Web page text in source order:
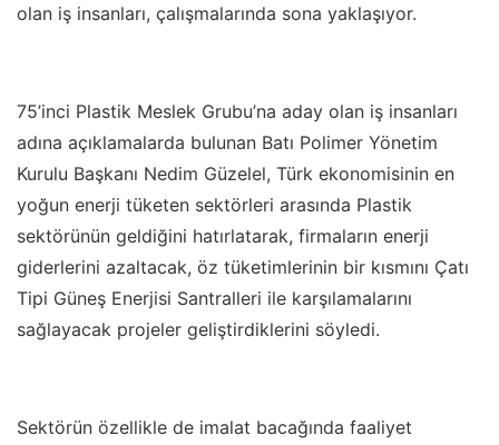
olan iş insanları, çalışmalarında sona yaklaşıyor.
75’inci Plastik Meslek Grubu’na aday olan iş insanları
adına açıklamalarda bulunan Batı Polimer Yönetim
Kurulu Başkanı Nedim Güzelel, Türk ekonomisinin en
yoğun enerji tüketen sektörleri arasında Plastik
sektörünün geldiğini hatırlatarak, firmaların enerji
giderlerini azaltacak, öz tüketimlerinin bir kısmını Çatı
Tipi Güneş Enerjisi Santralleri ile karşılamalarını
sağlayacak projeler geliştirdiklerini söyledi.
Sektörün özellikle de imalat bacağında faaliyet